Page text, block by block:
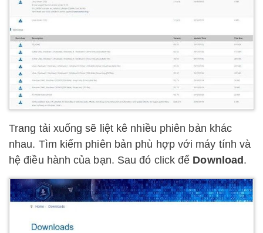
Trang tải xuống sẽ liệt kê nhiều phiên bản khác
nhau. Tìm kiếm phiên bản phù hợp với máy tính và
hệ điều hành của bạn. Sau đó click để Download.